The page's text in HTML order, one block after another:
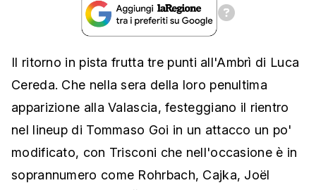
Il ritorno in pista frutta tre punti all'Ambrì di Luca
Cereda. Che nella sera della loro penultima
apparizione alla Valascia, festeggiano il rientro
nel lineup di Tommaso Goi in un attacco un po'
modificato, con Trisconi che nell'occasione è in
soprannumero come Rohrbach, Cajka, Joël